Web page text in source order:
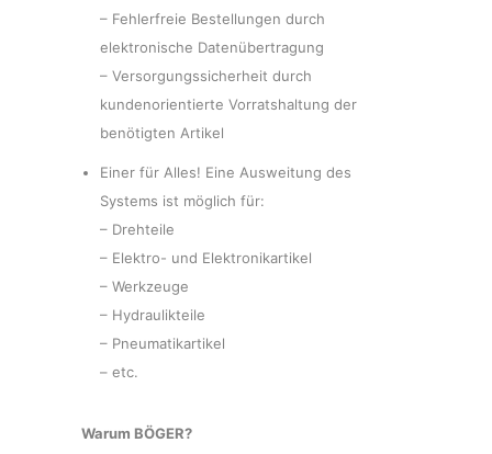
– Fehlerfreie Bestellungen durch
elektronische Datenübertragung
– Versorgungssicherheit durch
kundenorientierte Vorratshaltung der
benötigten Artikel
Einer für Alles! Eine Ausweitung des
Systems ist möglich für:
– Drehteile
– Elektro- und Elektronikartikel
– Werkzeuge
– Hydraulikteile
– Pneumatikartikel
– etc.
Warum BÖGER?